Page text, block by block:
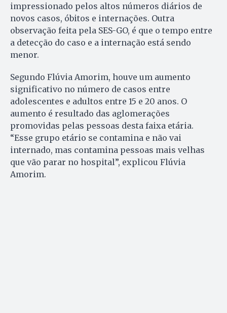
impressionado pelos altos números diários de
novos casos, óbitos e internações. Outra
observação feita pela SES-GO, é que o tempo entre
a detecção do caso e a internação está sendo
menor.
Segundo Flúvia Amorim, houve um aumento
significativo no número de casos entre
adolescentes e adultos entre 15 e 20 anos. O
aumento é resultado das aglomerações
promovidas pelas pessoas desta faixa etária.
“Esse grupo etário se contamina e não vai
internado, mas contamina pessoas mais velhas
que vão parar no hospital”, explicou Flúvia
Amorim.